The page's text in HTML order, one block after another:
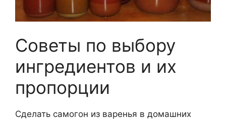
Советы по выбору
ингредиентов и их
пропорции
Сделать самогон из варенья в домашних